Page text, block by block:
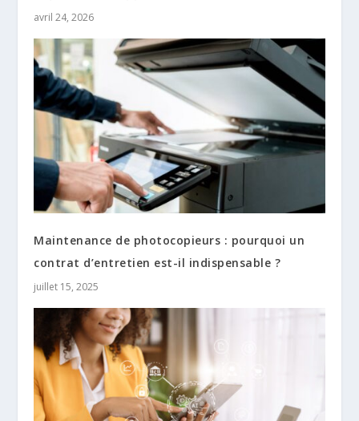
avril 24, 2026
Maintenance de photocopieurs : pourquoi un
contrat d’entretien est-il indispensable ?
juillet 15, 2025